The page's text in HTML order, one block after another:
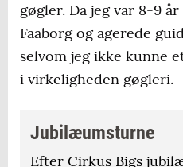
gøgler. Da jeg var 8-9
Faaborg og agerede
selvom jeg ikke kunne
i virkeligheden gøgleri.
Jubilæumsturne
Efter Cirkus Bigs